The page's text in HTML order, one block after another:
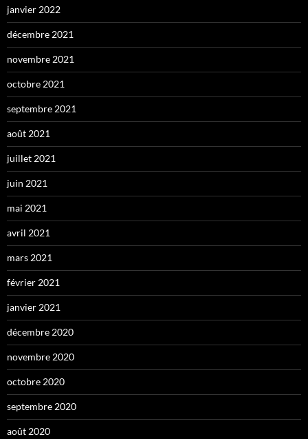
janvier 2022
décembre 2021
novembre 2021
octobre 2021
septembre 2021
août 2021
juillet 2021
juin 2021
mai 2021
avril 2021
mars 2021
février 2021
janvier 2021
décembre 2020
novembre 2020
octobre 2020
septembre 2020
août 2020